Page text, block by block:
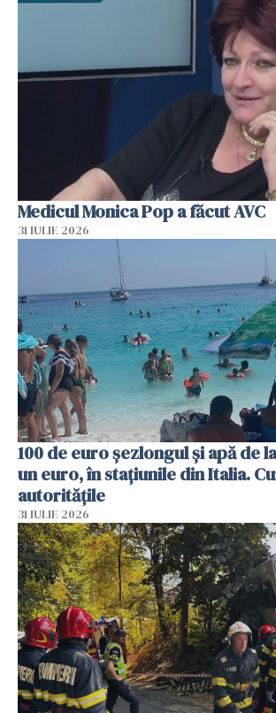
Medicul Monica Pop a făcut AVC
31 IULIE 2026
100 de euro șezlongul și apă de
un euro, în stațiunile din Italia.
autoritățile
31 IULIE 2026